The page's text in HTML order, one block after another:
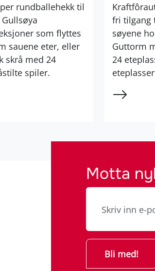
rundballehekk til
som flyttes
sauene eter, eller
skrå med 24
spiler.
fri tilgang
søyene
Guttorm
24
Motta